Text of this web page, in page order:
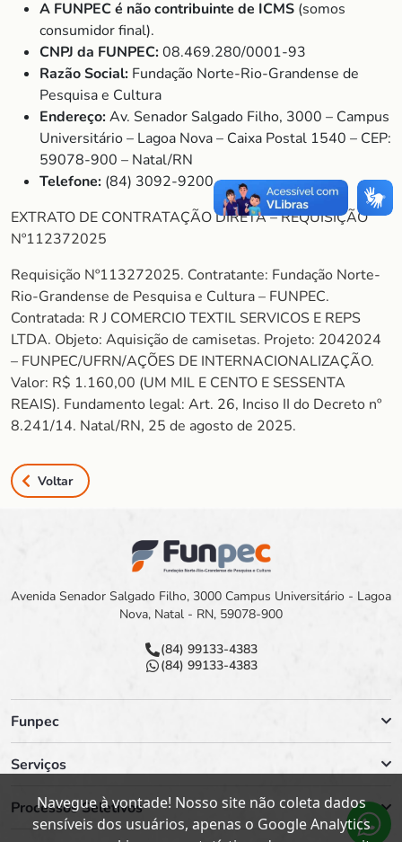
A FUNPEC é não contribuinte de ICMS (somos
consumidor final).
CNPJ da FUNPEC:08.469.280/0001-93
Razão Social: Fundação Norte-Rio-Grandense de
Pesquisa e Cultura
Endereço:Av. Senador Salgado Filho, 3000 – Campus
Universitário – Lagoa Nova – Caixa Postal 1540 – CEP:
59078-900 – Natal/RN
Telefone: (84) 3092-9200
EXTRATO DE CONTRATAÇÃO DIRETA – REQUISIÇÃO
Nº112372025
Requisição Nº113272025. Contratante: Fundação Norte-
Rio-Grandense de Pesquisa e Cultura – FUNPEC.
Contratada: R J COMERCIO TEXTIL SERVICOS E REPS
LTDA. Objeto: Aquisição de camisetas. Projeto: 2042024
– FUNPEC/UFRN/AÇÕES DE INTERNACIONALIZAÇÃO.
Valor: R$ 1.160,00 (UM MIL E CENTO E SESSENTA
REAIS). Fundamento legal: Art. 26, Inciso II do Decreto nº
8.241/14. Natal/RN, 25 de agosto de 2025.
Voltar
Avenida Senador Salgado Filho, 3000 Campus Universitário - Lagoa
Nova, Natal - RN, 59078-900
(84) 99133-4383
(84) 99133-4383
Funpec
Serviços
Processos Seletivos
Navegue à vontade! Nosso site não coleta dados
sensíveis dos usuários, apenas o Google Analytics